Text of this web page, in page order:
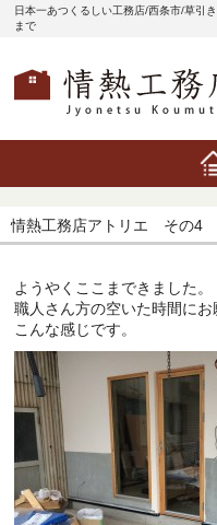
日本一あつくるしい工務店/西条市/草引
まで
情熱工務店アトリエ その4
ようやくここまできました。
職人さん方の空いた時間に
こんな感じです。